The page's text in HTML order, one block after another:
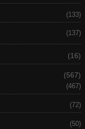
(133)
(137)
(16)
(567)
(467)
(72)
(50)